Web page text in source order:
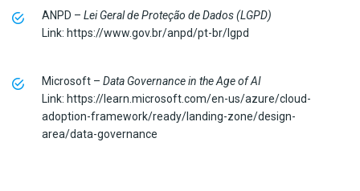
ANPD – Lei Geral de Proteção de Dados (LGPD)
Link: https://www.gov.br/anpd/pt-br/lgpd
Microsoft – Data Governance in the Age of AI
Link: https://learn.microsoft.com/en-us/azure/cloud-
adoption-framework/ready/landing-zone/design-
area/data-governance